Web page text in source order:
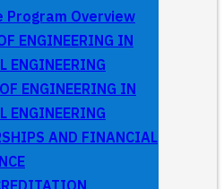
Program Overview
ENGINEERING IN
ENGINEERING
ENGINEERING IN
ENGINEERING
AND FINANCIAL